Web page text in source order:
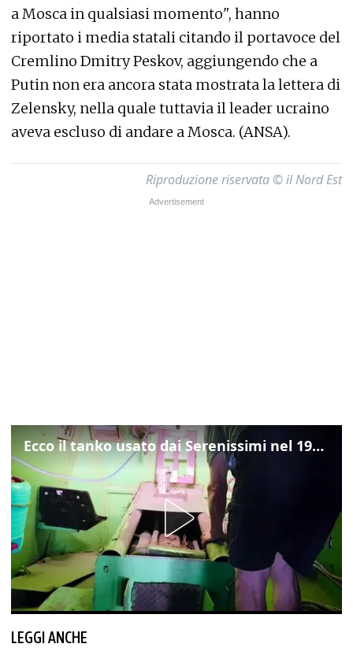
a Mosca in qualsiasi momento", hanno
riportato i media statali citando il portavoce del
Cremlino Dmitry Peskov, aggiungendo che a
Putin non era ancora stata mostrata la lettera di
Zelensky, nella quale tuttavia il leader ucraino
aveva escluso di andare a Mosca. (ANSA).
Riproduzione riservata © il Nord Est
Ecco il tanko usato dai Serenissimi nel 1997 per il blitz a San Marco
LEGGI ANCHE